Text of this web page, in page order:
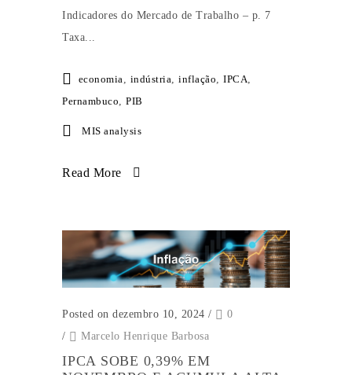
Indicadores do Mercado de Trabalho – p. 7
Taxa...
economia indústria inflação IPCA
Pernambuco
PIB
MIS analysis
Read More
Posted on dezembro 10, 2024 /
0
/
Marcelo Henrique Barbosa
IPCA SOBE 0,39% EM